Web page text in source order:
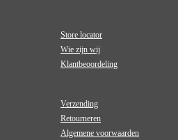
Store locator
Wie zijn wij
Klantbeoordeling
Verzending
Retourneren
Algemene voorwaarden